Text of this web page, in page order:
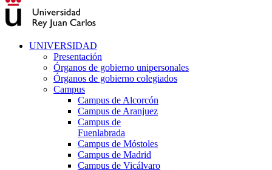
UNIVERSIDAD
Presentación
Órganos de gobierno unipersonales
Órganos de gobierno colegiados
Campus
Campus de Alcorcón
Campus de Aranjuez
Campus de
Fuenlabrada
Campus de Móstoles
Campus de Madrid
Campus de Vicálvaro